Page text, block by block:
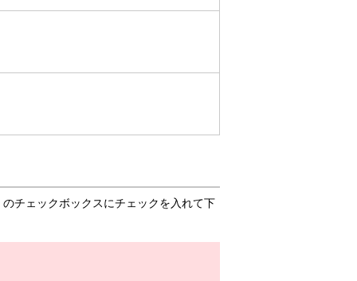
チェックボックスにチェックを入れて下